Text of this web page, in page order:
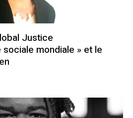
Justice
mondiale » et le